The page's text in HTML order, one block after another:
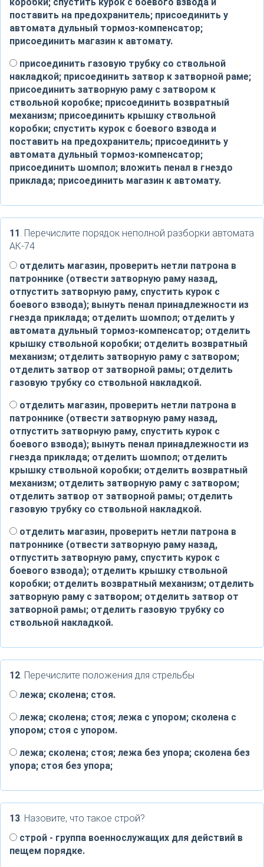
поставить на предохранитель; присоединить у
автомата дульный тормоз-компенсатор;
присоединить магазин к автомату.
присоединить газовую трубку со ствольной
накладкой; присоединить затвор к затворной раме;
присоединить затворную раму с затвором к
ствольной коробке; присоединить возвратный
механизм; присоединить крышку ствольной
коробки; спустить курок с боевого взвода и
поставить на предохранитель; присоединить у
автомата дульный тормоз-компенсатор;
присоединить шомпол; вложить пенал в гнездо
приклада; присоединить магазин к автомату.
11. Перечислите порядок неполной разборки автомата
АК-74
отделить магазин, проверить нетли патрона в
патроннике (отвести затворную раму назад,
отпустить затворную раму, спустить курок с
боевого взвода); вынуть пенал принадлежности из
гнезда приклада; отделить шомпол; отделить у
автомата дульный тормоз-компенсатор; отделить
крышку ствольной коробки; отделить возвратный
механизм; отделить затворную раму с затвором;
отделить затвор от затворной рамы; отделить
газовую трубку со ствольной накладкой.
отделить магазин, проверить нетли патрона в
патроннике (отвести затворную раму назад,
отпустить затворную раму, спустить курок с
боевого взвода); вынуть пенал принадлежности из
гнезда приклада; отделить шомпол; отделить
крышку ствольной коробки; отделить возвратный
механизм; отделить затворную раму с затвором;
отделить затвор от затворной рамы; отделить
газовую трубку со ствольной накладкой.
отделить магазин, проверить нетли патрона в
патроннике (отвести затворную раму назад,
отпустить затворную раму, спустить курок с
боевого взвода); отделить крышку ствольной
коробки; отделить возвратный механизм; отделить
затворную раму с затвором; отделить затвор от
затворной рамы; отделить газовую трубку со
ствольной накладкой.
12. Перечислите положения для стрельбы
лежа; сколена; стоя.
лежа; сколена; стоя; лежа с упором; сколена с
упором; стоя с упором.
лежа; сколена; стоя; лежа без упора; сколена без
упора; стоя без упора;
13. Назовите, что такое строй?
строй - группа военнослужащих для действий в
пещем порядке.